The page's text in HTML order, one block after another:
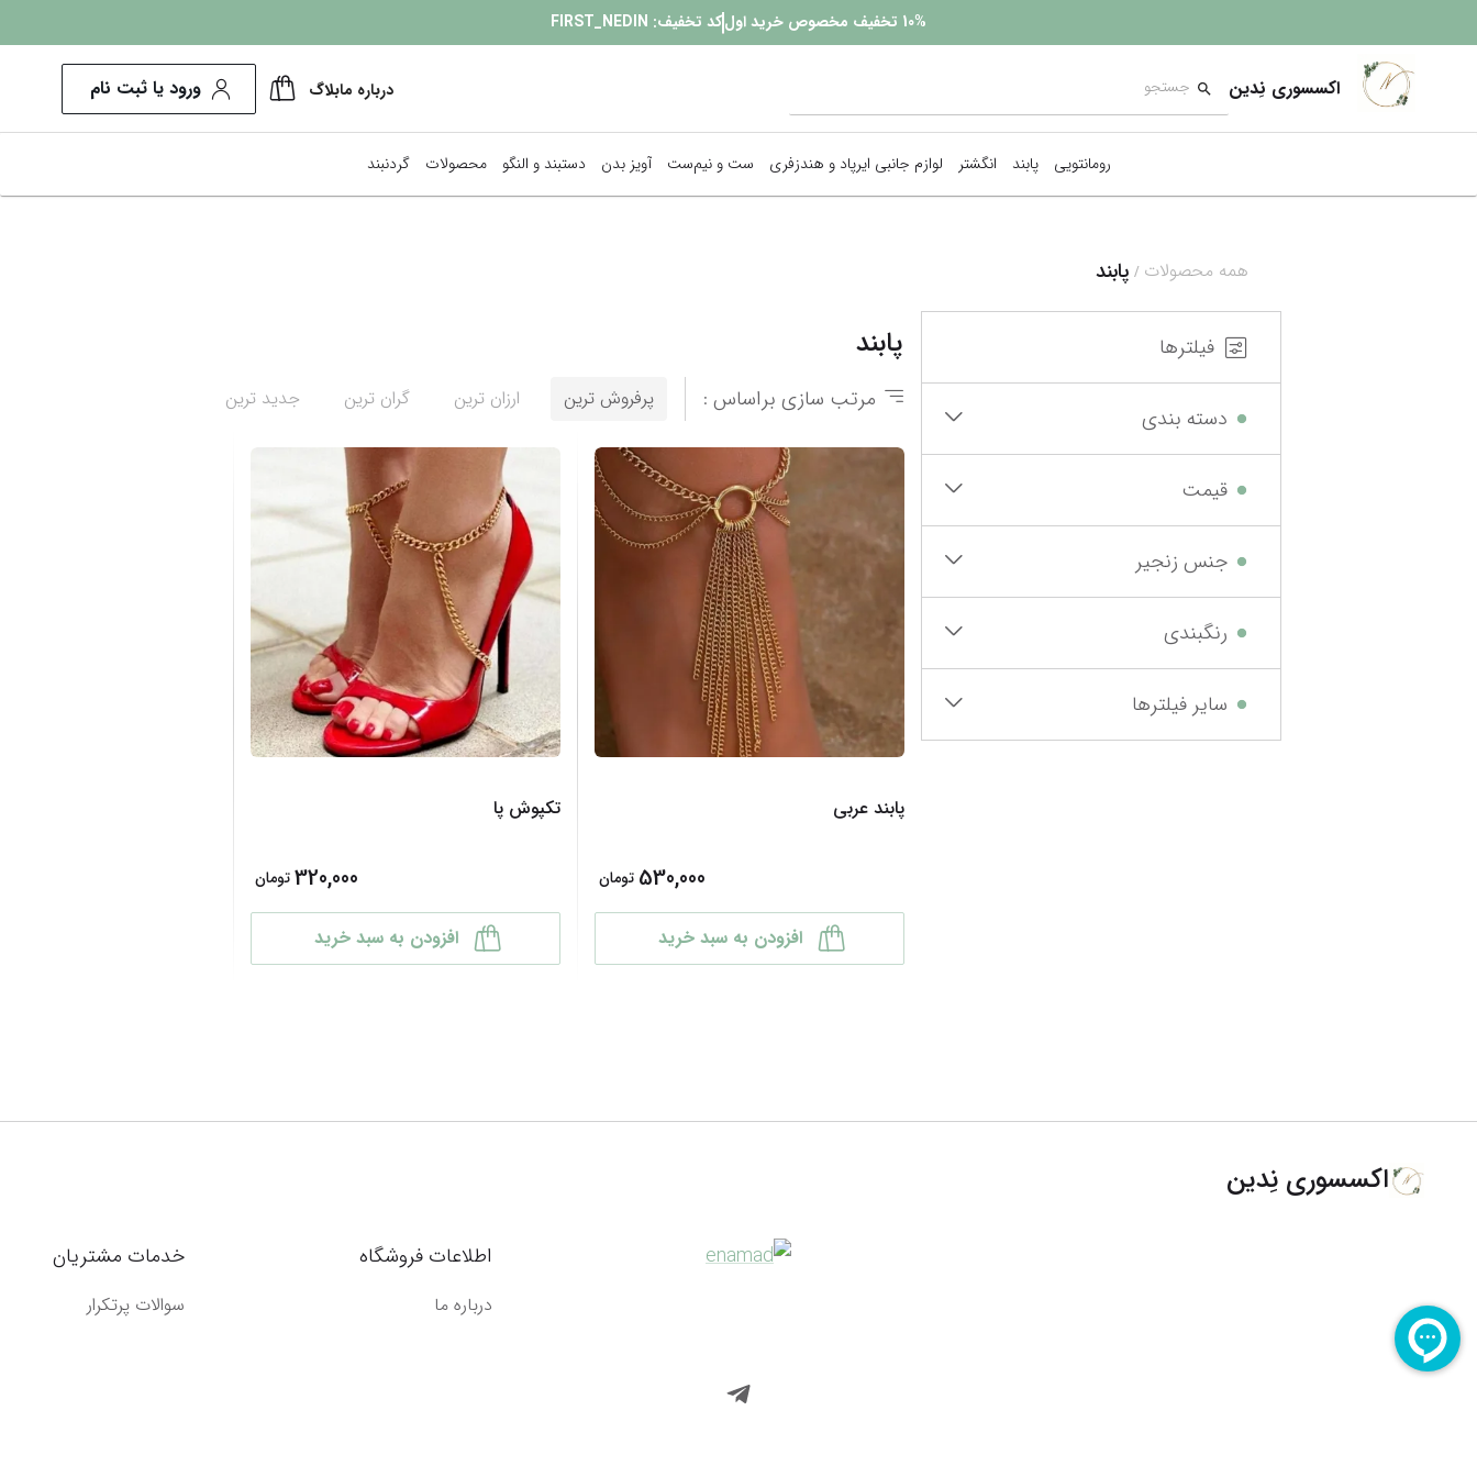
10% تخفیف مخصوص خرید اولکد تخفیف: FIRST_NEDIN
اکسسوری نِدین درباره مابلاگ ورود یا ثبت نام
رومانتویی پابند انگشتر لوازم جانبی ایرپاد و هندزفری ست و نیم‌ست آویز بدن
نمایش همه محصولات
دستبند و النگو محصولات گردنبند
همه محصولات / پابند
فیلترها
دسته بندی
قیمت
جنس زنجیر
رنگبندی
سایر فیلترها
پابند
مرتب سازی براساس : پرفروش ترین ارزان ترین گران ترین جدید ترین
پابند عربی
530,000 تومان
افزودن به سبد خرید
تکپوش پا
320,000تومان
افزودن به سبد خرید
اکسسوری نِدین
اطلاعات فروشگاه
درباره ما
خدمات مشتریان
سوالات پرتکرار